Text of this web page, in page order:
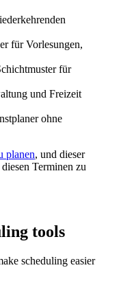
für Vorlesungen,
für
und Freizeit
ohne
planen, und dieser
Terminen zu
tools
scheduling easier